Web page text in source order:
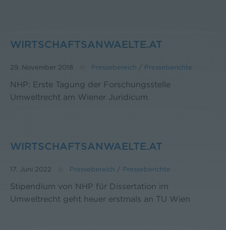
WIRTSCHAFTSANWAELTE.AT
29. November 2018 Pressebereich / Presseberichte
NHP: Erste Tagung der Forschungsstelle
Umweltrecht am Wiener Juridicum
WIRTSCHAFTSANWAELTE.AT
17. Juni 2022 Pressebereich / Presseberichte
Stipendium von NHP für Dissertation im
Umweltrecht geht heuer erstmals an TU Wien